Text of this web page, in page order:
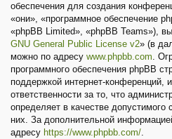
обеспечения для создания
«они», «программное обеспечение
«phpBB Limited», «phpBB Teams»),
GNU General Public License v2» (в
можно по адресу www.phpbb.com.
программного обеспечения phpBB
поддержкой интернет-конференций,
ответственности за то, что
определяет в качестве
них. За дополнительной
адресу https://www.phpbb.com/.